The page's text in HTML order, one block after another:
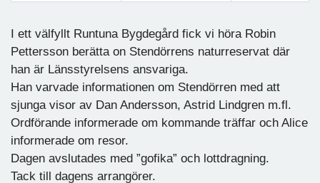
I ett välfyllt Runtuna Bygdegård fick vi höra Robin
Pettersson berätta on Stendörrens naturreservat där
han är Länsstyrelsens ansvariga.
Han varvade informationen om Stendörren med att
sjunga visor av Dan Andersson, Astrid Lindgren m.fl.
Ordförande informerade om kommande träffar och Alice
informerade om resor.
Dagen avslutades med ”gofika” och lottdragning.
Tack till dagens arrangörer.